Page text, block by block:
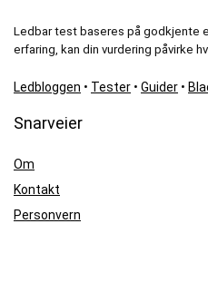
Ledbar test baseres på godkjente
erfaring, kan din vurdering påvirke
Ledbloggen • Tester • Guider •
Snarveier
Om
Kontakt
Personvern